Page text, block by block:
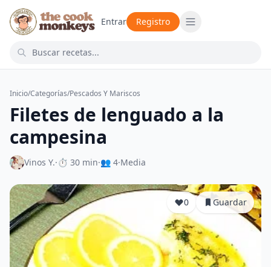
Entrar Registro
Inicio/Categorías/Pescados Y Mariscos
Filetes de lenguado a la
campesina
Vinos Y.·⏱ 30 min·👥 4·Media
0 Guardar